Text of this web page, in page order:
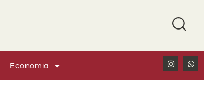
Economia